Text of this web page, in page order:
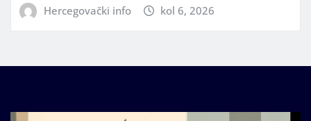
Hercegovački info kol 6, 2026